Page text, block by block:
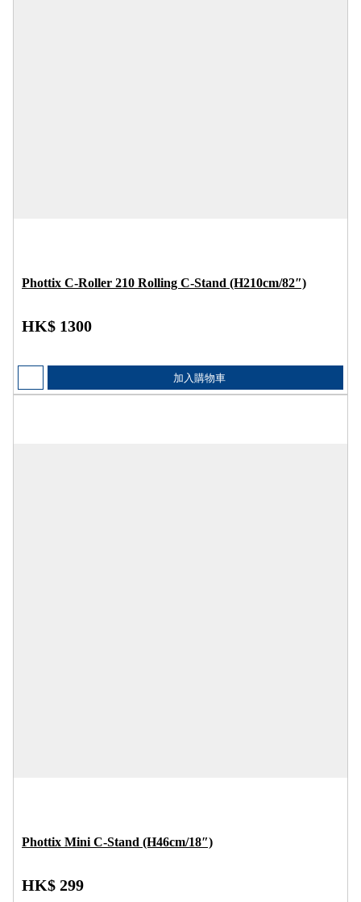
Phottix C-Roller 210 Rolling C-Stand (H210cm/82″)
HK$ 1300
加入購物車
Phottix Mini C-Stand (H46cm/18″)
HK$ 299